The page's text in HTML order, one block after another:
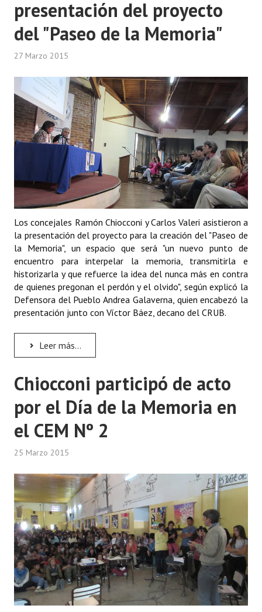
presentación del proyecto
del "Paseo de la Memoria"
27 Marzo 2015
Los concejales Ramón Chiocconi y Carlos Valeri asistieron a
la presentación del proyecto para la creación del "Paseo de
la Memoria", un espacio que será "un nuevo punto de
encuentro para interpelar la memoria, transmitirla e
historizarla y que refuerce la idea del nunca más en contra
de quienes pregonan el perdón y el olvido", según explicó la
Defensora del Pueblo Andrea Galaverna, quien encabezó la
presentación junto con Víctor Báez, decano del CRUB.
Leer más...
Chiocconi participó de acto
por el Día de la Memoria en
el CEM Nº 2
25 Marzo 2015